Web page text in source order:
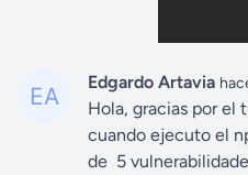
Edgardo Artavia
Hola, gracias por el
cuando ejecuto el
de 5